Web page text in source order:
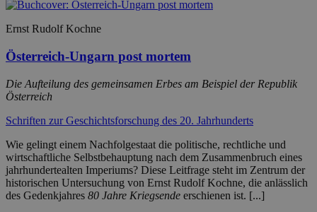
Ernst Rudolf Kochne
Österreich-Ungarn post mortem
Die Aufteilung des gemeinsamen Erbes am Beispiel der Republik
Österreich
Schriften zur Geschichtsforschung des 20. Jahrhunderts
Wie gelingt einem Nachfolgestaat die politische, rechtliche und
wirtschaftliche Selbstbehauptung nach dem Zusammenbruch eines
jahrhundertealten Imperiums? Diese Leitfrage steht im Zentrum der
historischen Untersuchung von Ernst Rudolf Kochne, die anlässlich
des Gedenkjahres 80 Jahre Kriegsende erschienen ist. [...]